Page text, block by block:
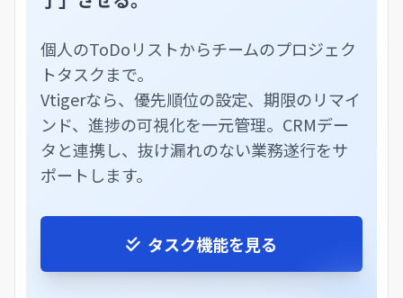
個人のToDoリストからチームのプロジェク
トタスクまで。
Vtigerなら、優先順位の設定、期限のリマイ
ンド、進捗の可視化を一元管理。CRMデー
タと連携し、抜け漏れのない業務遂行をサ
ポートします。
タスク機能を見る